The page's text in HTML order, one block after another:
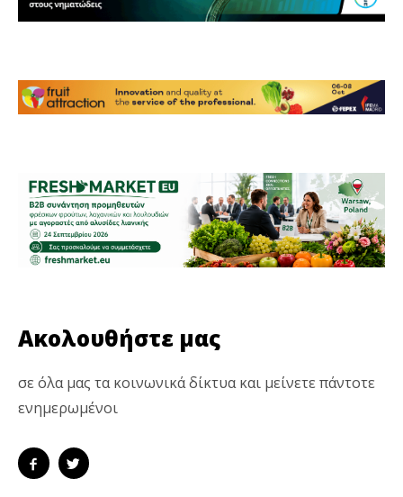
Ακολουθήστε μας
σε όλα μας τα κοινωνικά δίκτυα και μείνετε πάντοτε
ενημερωμένοι